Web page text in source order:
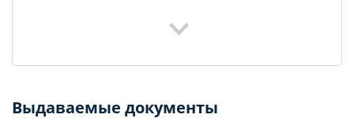
Выдаваемые документы